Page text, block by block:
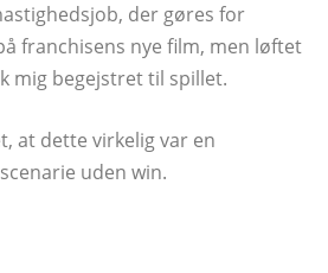
der gøres for
franchisens nye film, men løftet
mig begejstret til spillet.
at dette virkelig var en
uden win.